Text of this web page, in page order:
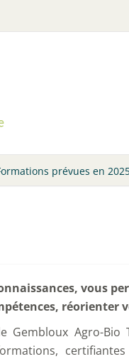
prévues en
vous
réorienter
Gembloux Agro-